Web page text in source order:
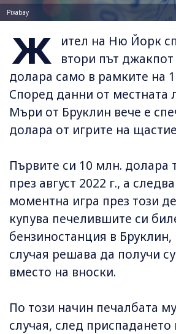
Pixabay
Ж
ител на Ню Йорк
втори път
долара само в рамките на
Според данни от местната
Мъри от Бруклин вече е
долара от игрите на
Първите си 10 млн. долара
през август 2022 г., а
моментна игра през този
купува печелившите си
бензиностанция в Бруклин,
случая решава да получи
вместо на вноски.
По този начин печалбата
случая, след